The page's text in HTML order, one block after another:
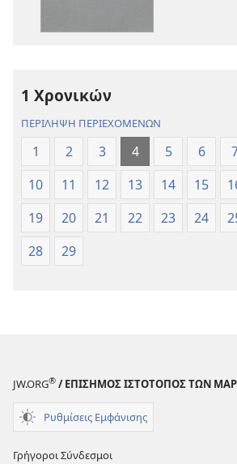
1 Χρονικών
ΠΕΡΙΛΗΨΗ ΠΕΡΙΕΧΟΜΕΝΩΝ
1 2 3 4 5 6
10
11 12 13 14 15
19
20 21 22 23 24
28
29
JW.ORG® / ΕΠΙΣΗΜΟΣ ΙΣΤΟΤΟΠΟΣ ΤΩΝ
Ρυθμίσεις Εμφάνισης
Γρήγοροι Σύνδεσμοι